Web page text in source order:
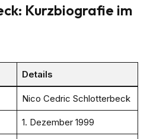
Kurzbiografie im
Details
Nico Cedric Schlotterbeck
1. Dezember 1999